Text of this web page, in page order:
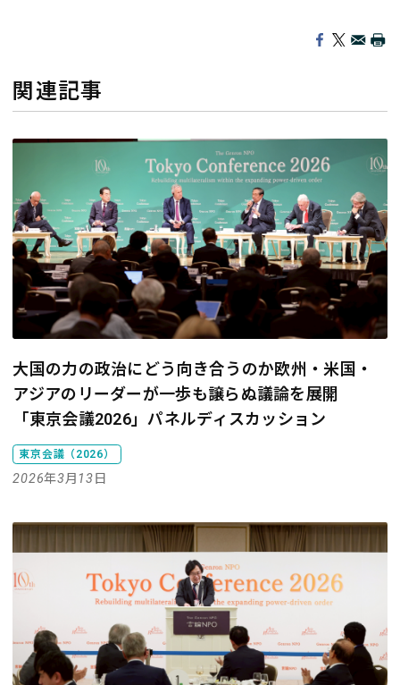
関連記事
大国の力の政治にどう向き合うのか――欧州・米国・
アジアのリーダーが一歩も譲らぬ議論を展開
「東京会議2026」パネルディスカッション
東京会議（2026）
2026年3月13日